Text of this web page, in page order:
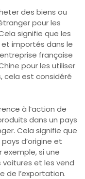
des biens ou
pour les
signifie que les
importés dans le
française
pour les utiliser
cela est considéré
à l’action de
dans un pays
Cela signifie que
d’origine et
si une
et les vend
de l’exportation.